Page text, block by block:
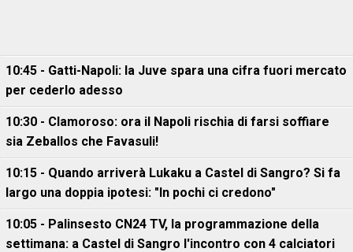
10:45 - Gatti-Napoli: la Juve spara una cifra fuori mercato
per cederlo adesso
10:30 - Clamoroso: ora il Napoli rischia di farsi soffiare
sia Zeballos che Favasuli!
10:15 - Quando arriverà Lukaku a Castel di Sangro? Si fa
largo una doppia ipotesi: "In pochi ci credono"
10:05 - Palinsesto CN24 TV, la programmazione della
settimana: a Castel di Sangro l'incontro con 4 calciatori